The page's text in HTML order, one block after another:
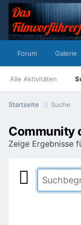
Forum Galerie
Alle Aktivitäten
Startseite Suche
Community
Zeige Ergebnisse